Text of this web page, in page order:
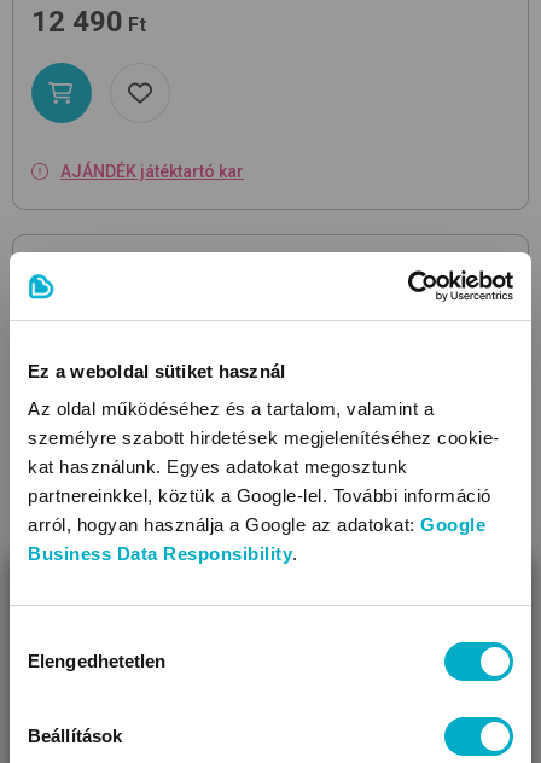
Ez a weboldal sütiket használ
Az oldal működéséhez és a tartalom, valamint a
személyre szabott hirdetések megjelenítéséhez cookie-
kat használunk. Egyes adatokat megosztunk
partnereinkkel, köztük a Google-lel. További információ
arról, hogyan használja a Google az adatokat: Google
Business Data Responsibility.
kiválasztása
Elengedhetetlen
Beállítások
12 490 Ft
AJÁNDÉK játéktartó kar
Úgy látjuk, most jársz nálunk először!